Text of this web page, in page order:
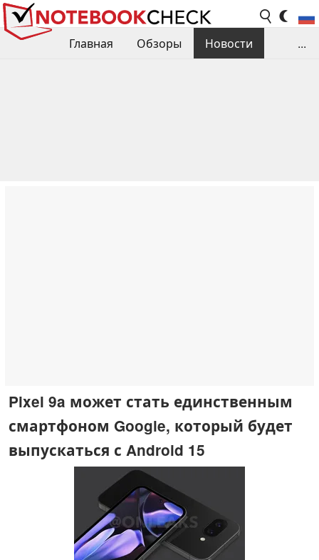
Главная Обзоры
Новости
...
Pixel 9a может стать единственным
смартфоном Google, который будет
выпускаться с Android 15